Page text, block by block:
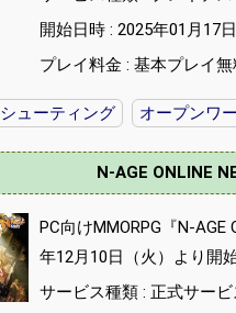
開始日時 : 2025年01月17日
プレイ料金 : 基本プレイ
シューティング オープンワ
N-AGE ONLINE
PC向けMMORPG『N-
年12月10日（火）より開
サービス種類 : 正式サービ